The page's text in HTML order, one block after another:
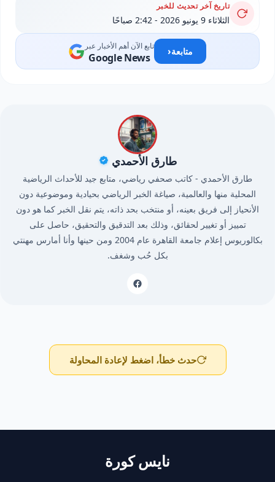
تاريخ آخر تحديث للخبر
الثلاثاء 9 يونيو 2026 - 2:42 صباحًا
تابع الآن أهم الأخبار عبر
Google News متابعة‹
طارق الأحمدي
طارق الأحمدي - كاتب صحفي رياضي، متابع جيد للأحداث الرياضية
المحلية منها والعالمية، صياغة الخبر الرياضي بحيادية وموضوعية دون
الأنحياز إلى فريق بعينه، أو منتخب بحد ذاته، يتم نقل الخبر كما هو دون
تمييز أو تغيير لحقائق، وذلك بعد التدقيق والتحقيق، حاصل على
بكالوريوس إعلام جامعة القاهرة عام 2004 ومن حينها وأنا أمارس مهنتي
بكل حُب وشغف.
حدث خطأ، اضغط لإعادة المحاولة
نايس كورة